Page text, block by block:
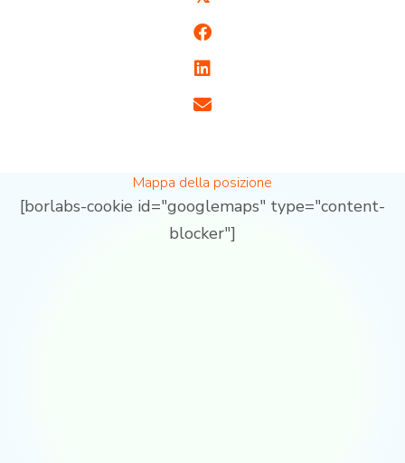
Mappa della posizione
[borlabs-cookie id="googlemaps" type="content-
blocker"]